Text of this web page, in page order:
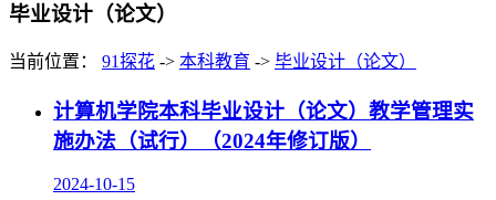
毕业设计（论文）
当前位置： 91探花 -> 本科教育 -> 毕业设计（论文）
计算机学院本科毕业设计（论文）教学管理实
施办法（试行）（2024年修订版）
2024-10-15